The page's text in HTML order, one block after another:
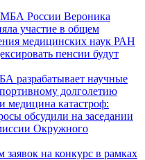
России Вероника
участие в общем
медицинских наук РАН
пенсии будут
разрабатывает научные
долголетию
медицина катастроф:
обсудили на заседании
Окружного
заявок на конкурс в рамках